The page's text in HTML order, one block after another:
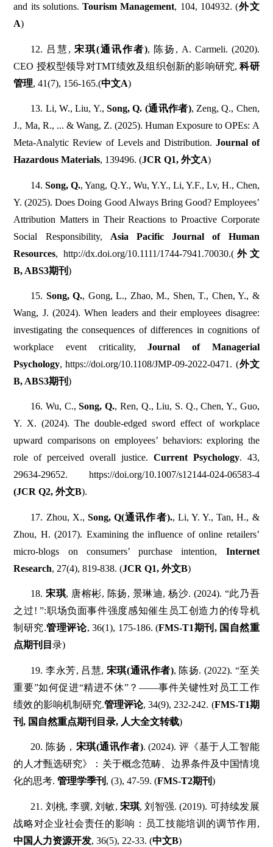
and its solutions.Tourism Management, 104, 104932. (外文
A)
12. 吕慧,宋琪(通讯作者), 陈扬, A. Carmeli. (2020).
CEO 授权型领导对TMT绩效及组织创新的影响研究,科研
管理, 41(7), 156-165.(中文A)
13. Li, W., Liu, Y.,Song, Q. (通讯作者), Zeng, Q., Chen,
J., Ma, R., ... & Wang, Z. (2025). Human Exposure to OPEs: A
Meta-Analytic Review of Levels and Distribution. Journal of
Hazardous Materials, 139496. (JCR Q1, 外文A)
14.Song, Q., Yang, Q.Y., Wu, Y.Y., Li, Y.F., Lv, H., Chen,
Y. (2025). Does Doing Good Always Bring Good? Employees’
Attribution Matters in Their Reactions to Proactive Corporate
Social Responsibility, Asia Pacific Journal of Human
Resources, http://dx.doi.org/10.1111/1744-7941.70030.( 外文
B, ABS3期刊)
15. Song, Q., Gong, L., Zhao, M., Shen, T., Chen, Y., &
Wang, J. (2024). When leaders and their employees disagree:
investigating the consequences of differences in cognitions of
workplace event criticality,Journal of Managerial
Psychology, https://doi.org/10.1108/JMP-09-2022-0471. (外文
B, ABS3期刊)
16. Wu, C.,Song, Q., Ren, Q., Liu, S. Q., Chen, Y., Guo,
Y. X. (2024). The double-edged sword effect of workplace
upward comparisons on employees’ behaviors: exploring the
role of perceived overall justice. Current Psychology. 43,
29634-29652. https://doi.org/10.1007/s12144-024-06583-4
(JCR Q2, 外文B).
17. Zhou, X., Song, Q(通讯作者)., Li, Y. Y., Tan, H., &
Zhou, H. (2017). Examining the influence of online retailers’
micro-blogs on consumers’ purchase intention, Internet
Research, 27(4), 819-838. (JCR Q1, 外文B)
18.宋琪, 唐榕彬, 陈扬, 景琳迪, 杨沙. (2024). “此乃吾
之过! ”:职场负面事件强度感知催生员工创造力的传导机
制研究.管理评论, 36(1), 175-186. (FMS-T1期刊, 国自然重
点期刊目录)
19. 李永芳, 吕慧, 宋琪(通讯作者), 陈扬. (2022). “至关
重要”如何促进“精进不休”？——事件关键性对员工工作
绩效的影响机制研究.管理评论, 34(9), 232-242. (FMS-T1期
刊, 国自然重点期刊目录, 人大全文转载)
20. 陈扬， 宋琪(通讯作者). (2024). 评《基于人工智能
的人才甄选研究》：关于概念范畴、边界条件及中国情境
化的思考.管理学季刊 , (3), 47-59. (FMS-T2期刊)
21. 刘桃, 李骥, 刘敏, 宋琪, 刘智强. (2019). 可持续发展
战略对企业社会责任的影响：员工技能培训的调节作用,
中国人力资源开发, 36(5), 22-33. (中文B)